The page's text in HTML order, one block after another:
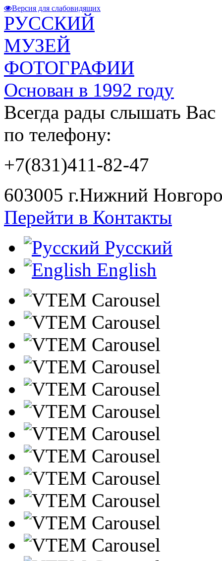
Версия для слабовидящих
РУССКИЙ
МУЗЕЙ
ФОТОГРАФИИ
Основан в 1992 году
Всегда рады слышать Вас
по телефону:
+7(831)411-82-47
603005 г.Нижний
Перейти в Контакты
Русский
English